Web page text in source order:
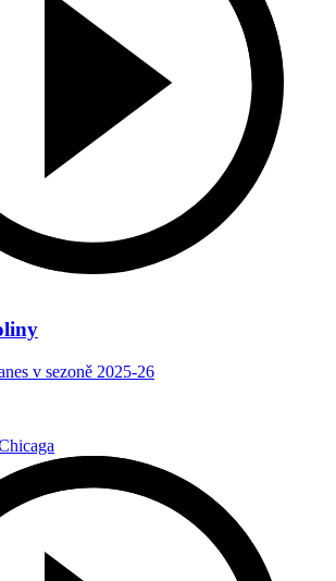
v sezoně 2025-26